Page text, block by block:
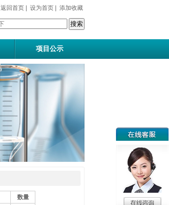
返回首页 设为首页 添加收藏
项目公示
数量